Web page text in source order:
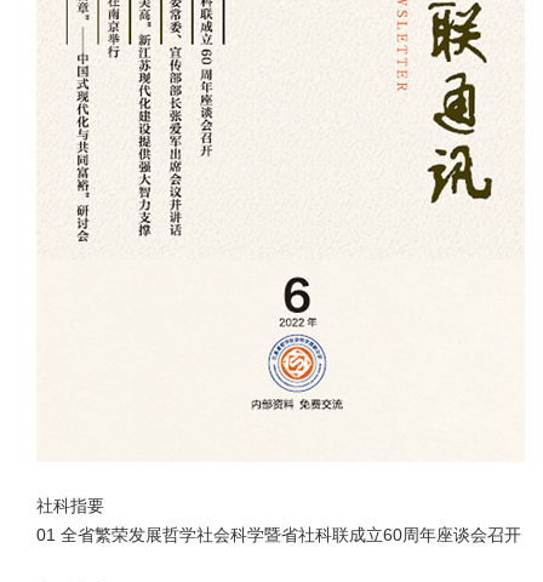
社科指要
01 全省繁荣发展哲学社会科学暨省社科联成立60周年座谈会召开